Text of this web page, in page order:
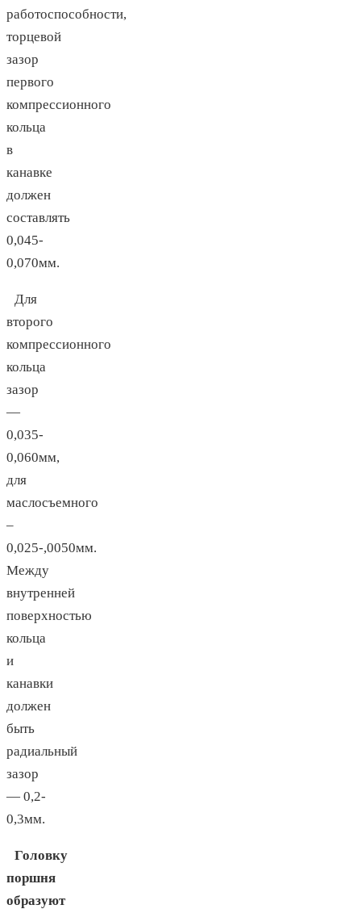
работоспособности,
торцевой
зазор
первого
компрессионного
кольца
в
канавке
должен
составлять
0,045-
0,070мм.
Для
второго
компрессионного
кольца
зазор
—
0,035-
0,060мм,
для
маслосъемного
–
0,025-,0050мм.
Между
внутренней
поверхностью
кольца
и
канавки
должен
быть
радиальный
зазор
— 0,2-
0,3мм.
Головку
поршня
образуют